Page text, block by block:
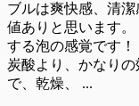
ブルは爽快感、清
値ありと思います
する泡の感覚です！
炭酸より、かなり
で、乾燥、 ...